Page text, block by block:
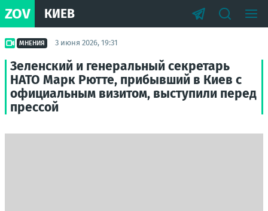
ZOV КИЕВ
МНЕНИЯ 3 июня 2026, 19:31
Зеленский и генеральный секретарь
НАТО Марк Рютте, прибывший в Киев с
официальным визитом, выступили перед
прессой